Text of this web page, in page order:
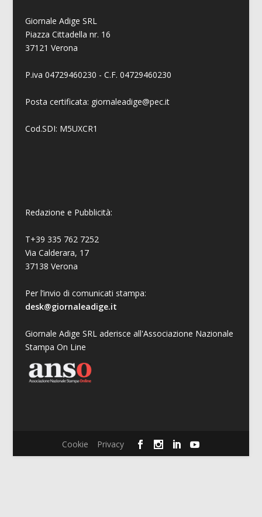
Giornale Adige SRL
Piazza Cittadella nr. 16
37121 Verona
P.iva 04729460230 - C.F. 04729460230
Posta certificata: giornaleadige@pec.it
Cod.SDI: M5UXCR1
Redazione e Pubblicità:
T+39 335 762 7252
Via Calderara, 17
37138 Verona
Per l’invio di comunicati stampa:
desk@giornaleadige.it
Giornale Adige SRL aderisce all'Associazione Nazionale
Stampa On Line
Cookie Privacy